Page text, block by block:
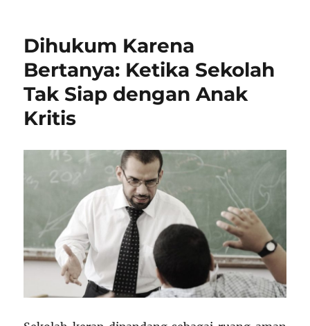
Pernah
Masuk
Kurikulum?
Padahal
Dihukum Karena
Bertanya: Ketika Sekolah
Tak Siap dengan Anak
Kritis